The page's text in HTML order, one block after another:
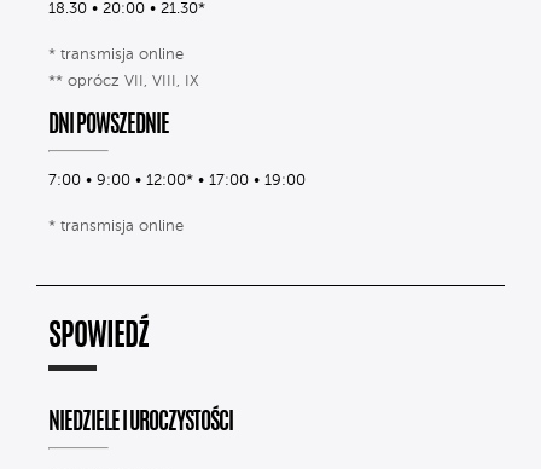
18.30 • 20:00 • 21.30*
* transmisja online
** oprócz VII, VIII, IX
DNI POWSZEDNIE
7:00 • 9:00 • 12:00* • 17:00 • 19:00
* transmisja online
SPOWIEDŹ
NIEDZIELE I UROCZYSTOŚCI